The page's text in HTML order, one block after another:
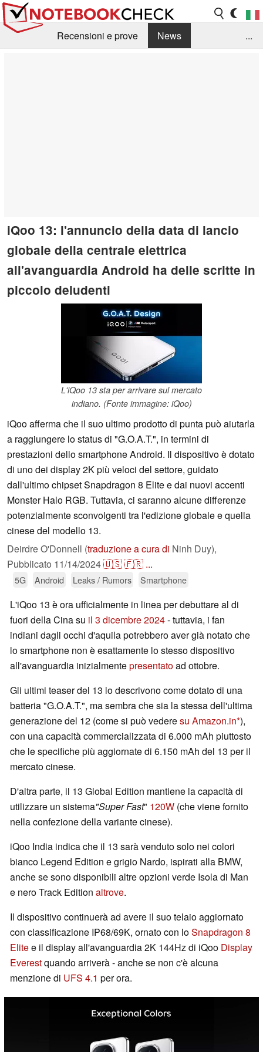
Recensioni e prove
News
...
iQoo 13: l'annuncio della data di lancio
globale della centrale elettrica
all'avanguardia Android ha delle scritte in
piccolo deludenti
L'iQoo 13 sta per arrivare sul mercato
indiano. (Fonte immagine: iQoo)
iQoo afferma che il suo ultimo prodotto di punta può aiutarla
a raggiungere lo status di "G.O.A.T.", in termini di
prestazioni dello smartphone Android. Il dispositivo è dotato
di uno dei display 2K più veloci del settore, guidato
dall'ultimo chipset Snapdragon 8 Elite e dai nuovi accenti
Monster Halo RGB. Tuttavia, ci saranno alcune differenze
potenzialmente sconvolgenti tra l'edizione globale e quella
cinese del modello 13.
Deirdre O'Donnell (traduzione a cura di Ninh Duy),
Pubblicato 11/14/2024🇺🇸🇫🇷 ...
5G Android Leaks / Rumors Smartphone
L'iQoo 13 è ora ufficialmente in linea per debuttare al di
fuori della Cina su il 3 dicembre 2024- tuttavia, i fan
indiani dagli occhi d'aquila potrebbero aver già notato che
lo smartphone non è esattamente lo stesso dispositivo
all'avanguardia inizialmentepresentatoad ottobre.
Gli ultimi teaser del 13 lo descrivono come dotato di una
batteria "G.O.A.T.", ma sembra che sia la stessa dell'ultima
generazione del 12 (come si può vederesu Amazon.in ),
con una capacità commercializzata di 6.000 mAh piuttosto
che le specifiche più aggiornate di 6.150 mAh del 13 per il
mercato cinese.
D'altra parte, il 13 Global Edition mantiene la capacità di
utilizzare un sistema"Super Fast" 120W (che viene fornito
nella confezione della variante cinese).
iQoo India indica che il 13 sarà venduto solo nei colori
bianco Legend Edition e grigio Nardo, ispirati alla BMW,
anche se sono disponibili altre opzioni verde Isola di Man
e nero Track Edition altrove.
Il dispositivo continuerà ad avere il suo telaio aggiornato
con classificazione IP68/69K, ornato con loSnapdragon 8
Elitee il display all'avanguardia 2K 144Hz di iQoo Display
Everestquando arriverà - anche se non c'è alcuna
menzione di UFS 4.1 per ora.